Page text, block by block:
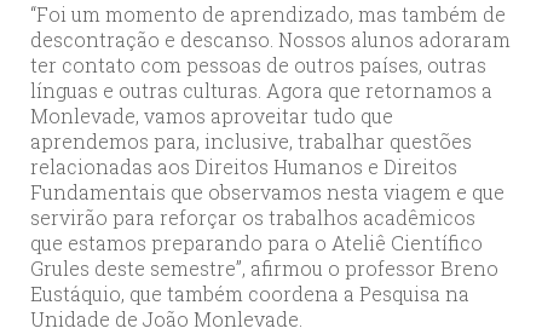
“Foi um momento de aprendizado, mas também de
descontração e descanso. Nossos alunos adoraram
ter contato com pessoas de outros países, outras
línguas e outras culturas. Agora que retornamos a
Monlevade, vamos aproveitar tudo que
aprendemos para, inclusive, trabalhar questões
relacionadas aos Direitos Humanos e Direitos
Fundamentais que observamos nesta viagem e que
servirão para reforçar os trabalhos acadêmicos
que estamos preparando para o Ateliê Científico
Grules deste semestre”, afirmou o professor Breno
Eustáquio, que também coordena a Pesquisa na
Unidade de João Monlevade.